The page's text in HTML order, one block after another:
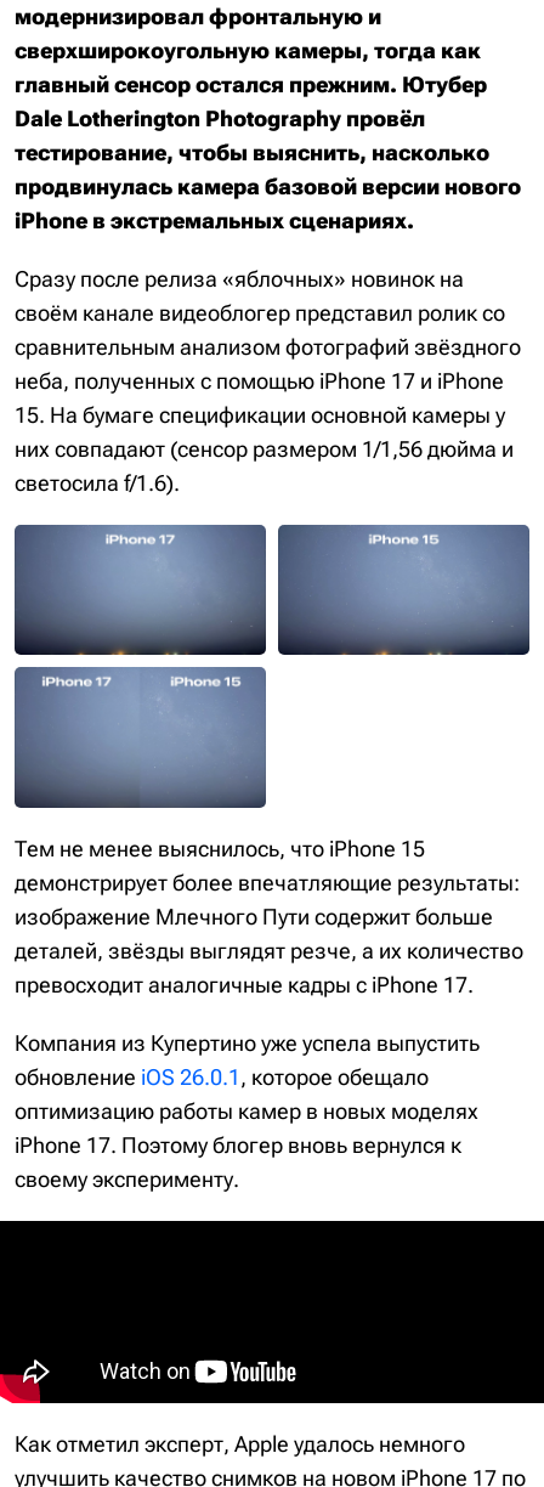
модернизировал фронтальную и
сверхширокоугольную камеры, тогда как
главный сенсор остался прежним. Ютубер
Dale Lotherington Photography провёл
тестирование, чтобы выяснить, насколько
продвинулась камера базовой версии нового
iPhone в экстремальных сценариях.
Сразу после релиза «яблочных» новинок на
своём канале видеоблогер представил ролик со
сравнительным анализом фотографий звёздного
неба, полученных с помощью iPhone 17 и iPhone
15. На бумаге спецификации основной камеры у
них совпадают (сенсор размером 1/1,56 дюйма и
светосила f/1.6).
Тем не менее выяснилось, что iPhone 15
демонстрирует более впечатляющие результаты:
изображение Млечного Пути содержит больше
деталей, звёзды выглядят резче, а их количество
превосходит аналогичные кадры с iPhone 17.
Компания из Купертино уже успела выпустить
обновление iOS 26.0.1, которое обещало
оптимизацию работы камер в новых моделях
iPhone 17. Поэтому блогер вновь вернулся к
своему эксперименту.
Как отметил эксперт, Apple удалось немного
улучшить качество снимков на новом iPhone 17 по